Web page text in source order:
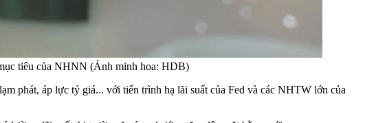
tiêu của NHNN (Ảnh minh hoa: HDB)
phát, áp lực tỷ giá... với tiến trình hạ lãi suất của Fed và các NHTW lớn của